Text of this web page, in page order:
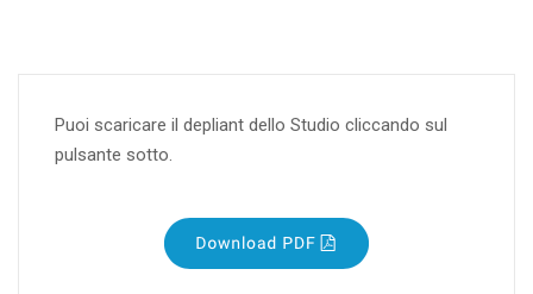
Puoi scaricare il depliant dello Studio cliccando sul
pulsante sotto.